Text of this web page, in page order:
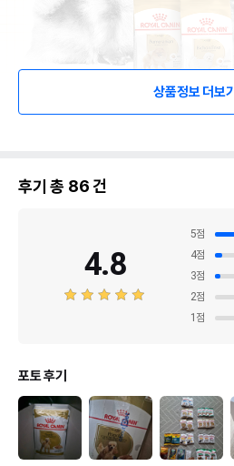
상품정보 더보기
후기 총 86건
4.8
5점
4점
3점
2점
1 점
포토 후기